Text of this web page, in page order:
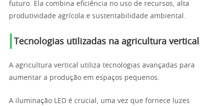
futuro. Ela combina eficiência no uso de recursos, alta
produtividade agrícola e sustentabilidade ambiental.
Tecnologias utilizadas na agricultura vertical
A agricultura vertical utiliza tecnologias avançadas para
aumentar a produção em espaços pequenos.
A iluminação LED é crucial, uma vez que fornece luzes